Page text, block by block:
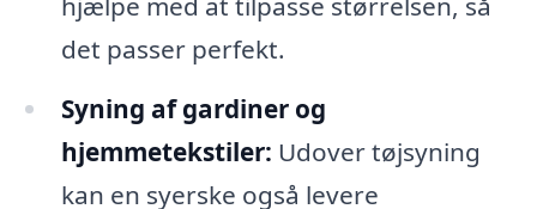
det passer perfekt.
Syning af gardiner og
hjemmetekstiler: Udover tøjsyning
kan en syerske også levere